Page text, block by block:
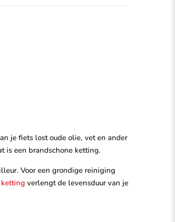
je fiets lost oude olie, vet en ander
is een brandschone ketting.
Voor een grondige reiniging
verlengt de levensduur van je